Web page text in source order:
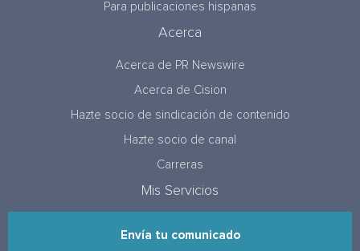
Para publicaciones hispanas
Acerca
Acerca de PR Newswire
Acerca de Cision
Hazte socio de sindicación de contenido
Hazte socio de canal
Carreras
Mis Servicios
Envía tu comunicado